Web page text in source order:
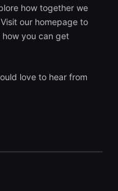
how together we
our homepage to
how you can get
love to hear from